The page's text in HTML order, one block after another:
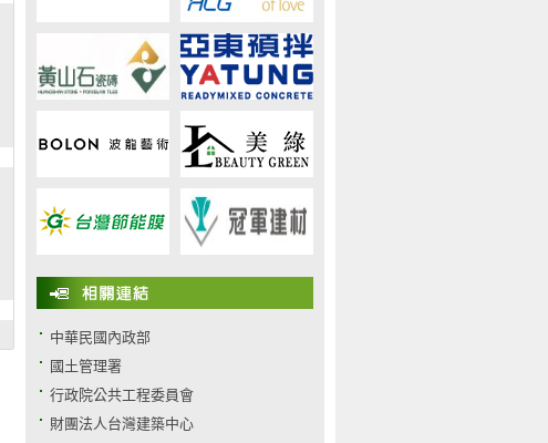
中華民國內政部
國土管理署
行政院公共工程委員會
財團法人台灣建築中心